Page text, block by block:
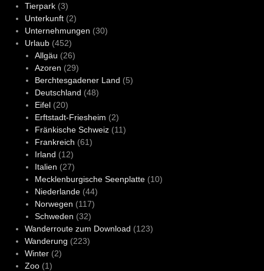
Tierpark(3)
Unterkunft(2)
Unternehmungen (30)
Urlaub(452)
Allgäu (26)
Azoren (29)
Berchtesgadener Land (5)
Deutschland (48)
Eifel(20)
Erftstadt-Friesheim (2)
Fränkische Schweiz(11)
Frankreich (61)
Irland (12)
Italien (27)
Mecklenburgische Seenplatte(10)
Niederlande(44)
Norwegen (117)
Schweden (32)
Wanderroute zum Download (123)
Wanderung (223)
Winter(2)
Zoo(1)